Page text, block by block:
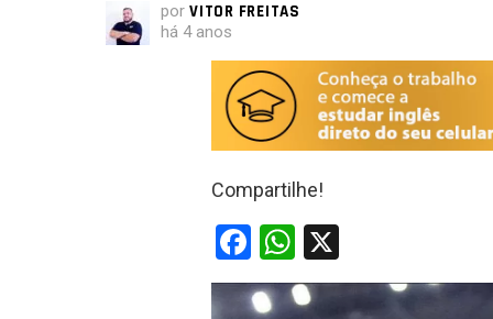
por VITOR FREITAS
há 4 anos
Compartilhe!
F
a
W
h